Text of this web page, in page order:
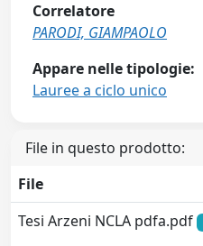
Correlatore
PARODI, GIAMPAOLO
Appare nelle tipologie:
Lauree a ciclo unico
File in questo prodotto:
File
Tesi Arzeni NCLA pdfa.pdf